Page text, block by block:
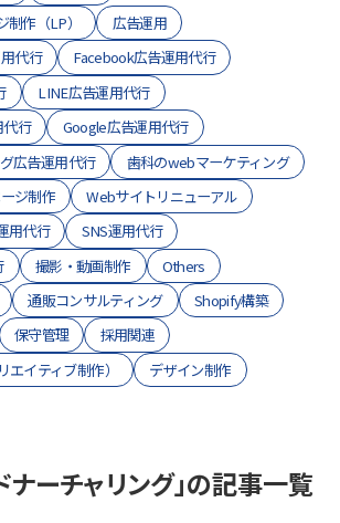
作（LP）
広告運用
代行
Facebook広告運用代行
LINE広告運用代行
代行
Google広告運用代行
広告運用代行
歯科のwebマーケティング
ジ制作
Webサイトリニューアル
用代行
SNS運用代行
撮影・動画制作
Others
通販コンサルティング
Shopify構築
保守管理
採用関連
イティブ制作）
デザイン制作
ナーチャリング」の記事一覧